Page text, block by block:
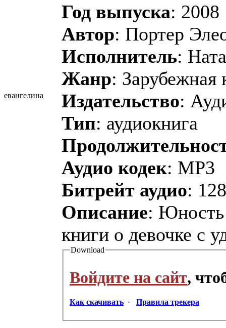
евангелина
Год выпуска: 2008
Автор: Портер
Исполнитель:
Жанр: Зарубежная
Издательство:
Тип: аудиокнига
Аудио кодек: MP3
Битрейт аудио:
Описание: Юность
книги о девочке с
Download
Войдите на сайт,
Как скачивать · Правила трекера